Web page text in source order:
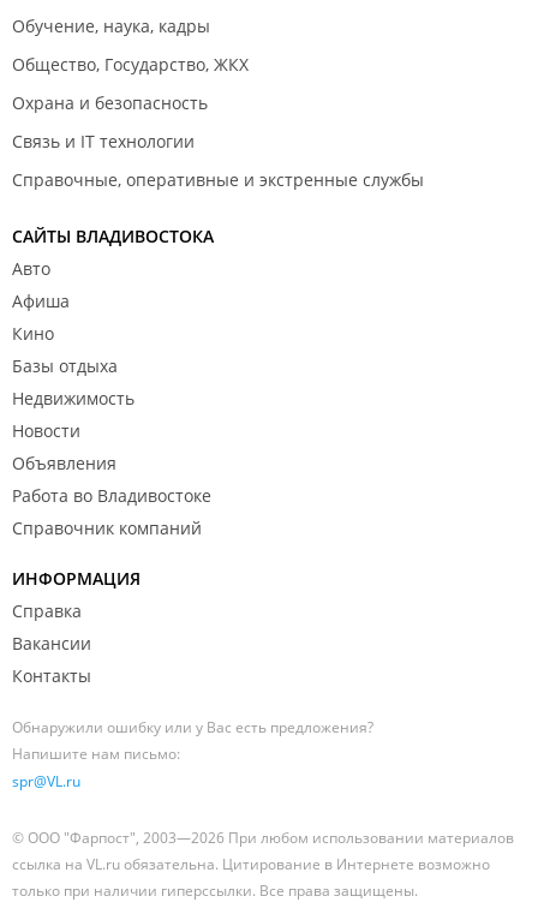
Обучение, наука, кадры
Общество, Государство, ЖКХ
Охрана и безопасность
Связь и IT технологии
Справочные, оперативные и экстренные службы
САЙТЫ ВЛАДИВОСТОКА
Авто
Афиша
Кино
Базы отдыха
Недвижимость
Новости
Объявления
Работа во Владивостоке
Справочник компаний
ИНФОРМАЦИЯ
Справка
Вакансии
Контакты
Обнаружили ошибку или у Вас есть предложения?
Напишите нам письмо:
spr@VL.ru
© ООО "Фарпост", 2003—2026 При любом использовании материалов
ссылка на VL.ru обязательна. Цитирование в Интернете возможно
только при наличии гиперссылки. Все права защищены.